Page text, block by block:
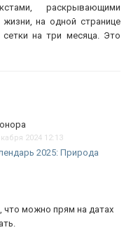
раскрывающими
жизни, на одной странице
на три месяца. Это
12:13
2025: Природа
прям на датах